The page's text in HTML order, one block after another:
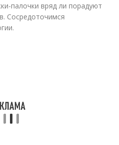
палочки вряд ли порадуют
Сосредоточимся